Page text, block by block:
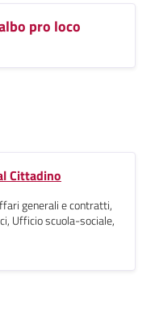
pro loco
Cittadino
generali e contratti,
Ufficio scuola-sociale,